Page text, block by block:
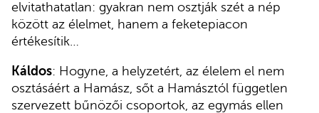
elvitathatatlan: gyakran nem osztják szét a nép
között az élelmet, hanem a feketepiacon
értékesítik…
Káldos: Hogyne, a helyzetért, az élelem el nem
osztásáért a Hamász, sőt a Hamásztól független
szervezett bűnözői csoportok, az egymás ellen